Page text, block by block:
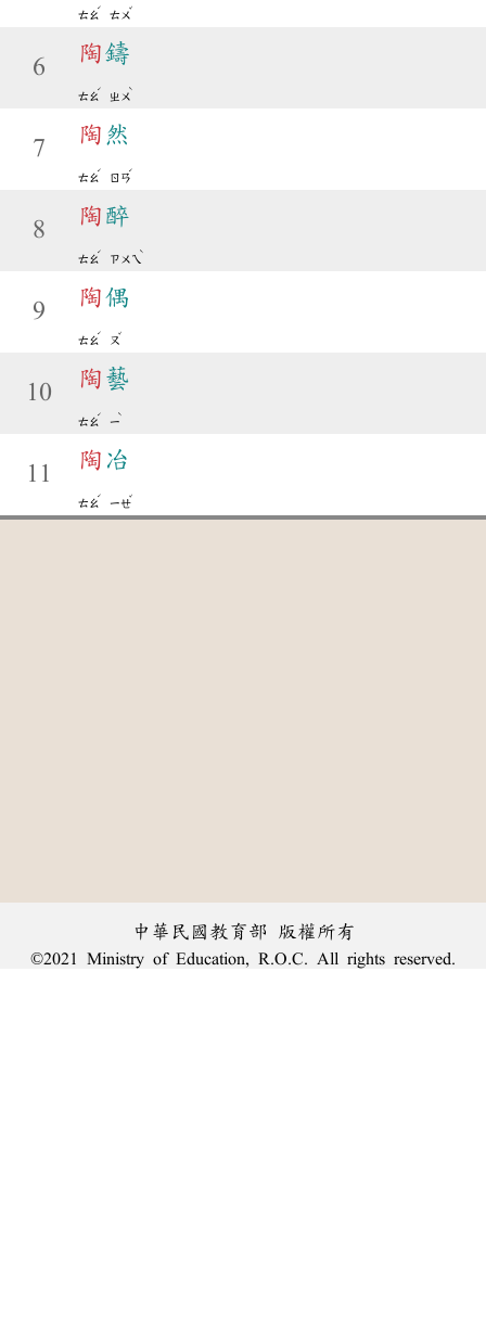
ㄊㄠ
ˊ
ㄊㄨ
ˇ
6
陶鑄
ㄊㄠ
ˊ
ㄓㄨ
ˋ
7
陶 然
ㄊㄠ
ˊ
ㄖㄢ
ˊ
8
陶 醉
ㄊㄠ
ˊ
ㄗㄨㄟ
ˋ
9
陶偶
ㄊㄠ
ˊ
ㄡ
ˇ
10
陶 藝
ㄊㄠ
ˊ
ㄧ
ˋ
11
陶 冶
ㄊㄠ
ˊ
ㄧㄝ
ˇ
中華民國教育部 版權所有
©2021 Ministry of Education, R.O.C. All rights reserved.